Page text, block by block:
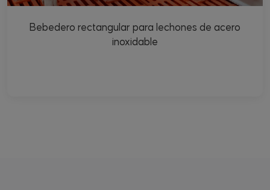
Bebedero rectangular para lechones de acero
inoxidable